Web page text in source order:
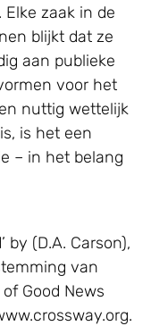
zaak in de
blijkt dat ze
aan publieke
voor het
nuttig wettelijk
is het een
– in het belang
by (D.A. Carson),
van
Good News